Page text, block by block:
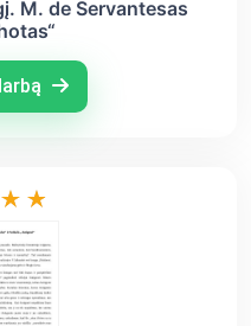
M. de Servantesas